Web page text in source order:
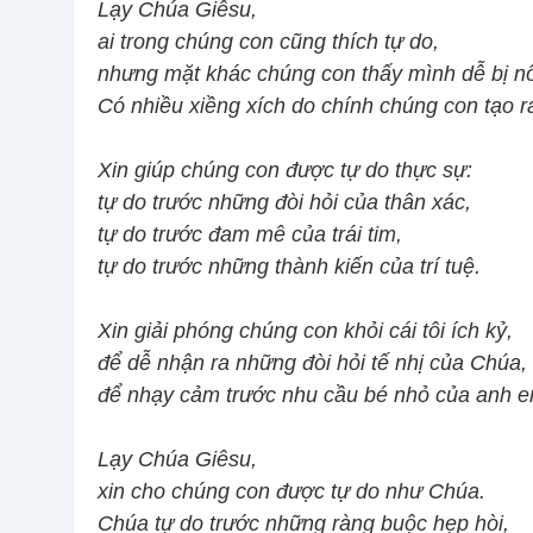
Lạy Chúa Giêsu,
ai trong chúng con cũng thích tự do,
nhưng mặt khác chúng con thấy mình dễ bị
Có nhiều xiềng xích do chính chúng con tạo
Xin giúp chúng con được tự do thực sự:
tự do trước những đòi hỏi của thân xác,
tự do trước đam mê của trái tim,
tự do trước những thành kiến của trí tuệ.
Xin giải phóng chúng con khỏi cái tôi ích kỷ,
để dễ nhận ra những đòi hỏi tế nhị của Chúa,
để nhạy cảm trước nhu cầu bé nhỏ của anh
Lạy Chúa Giêsu,
xin cho chúng con được tự do như Chúa.
Chúa tự do trước những ràng buộc hẹp hòi,